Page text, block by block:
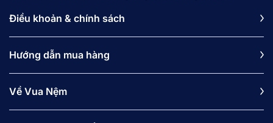
Điều khoản & chính sách
Hướng dẫn mua hàng
Về Vua Nệm